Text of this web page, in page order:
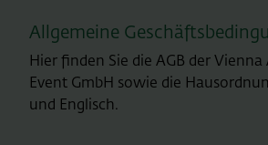
Allgemeine
Hier finden Sie die AGB der
Event GmbH sowie die
und Englisch.